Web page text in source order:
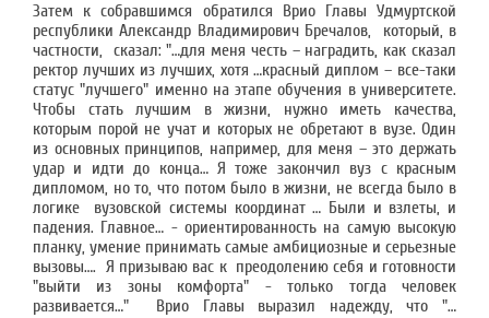
Затем к собравшимся обратился Врио Главы Удмуртской
республики Александр Владимирович Бречалов, который, в
частности, сказал: "…для меня честь – наградить, как сказал
ректор лучших из лучших, хотя …красный диплом – все-таки
статус "лучшего" именно на этапе обучения в университете.
Чтобы стать лучшим в жизни, нужно иметь качества,
которым порой не учат и которых не обретают в вузе. Один
из основных принципов, например, для меня – это держать
удар и идти до конца… Я тоже закончил вуз с красным
дипломом, но то, что потом было в жизни, не всегда было в
логике вузовской системы координат … Были и взлеты, и
падения. Главное… - ориентированность на самую высокую
планку, умение принимать самые амбициозные и серьезные
вызовы…. Я призываю вас к преодолению себя и готовности
"выйти из зоны комфорта" - только тогда человек
развивается…" Врио Главы выразил надежду, что "…